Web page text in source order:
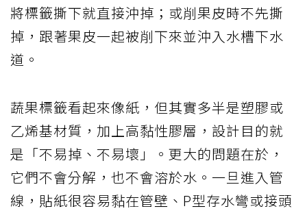
將標籤撕下就直接沖掉；或削果皮時不先撕
掉，跟著果皮一起被削下來並沖入水槽下水
道。
蔬果標籤看起來像紙，但其實多半是塑膠或
乙烯基材質，加上高黏性膠層，設計目的就
是「不易掉、不易壞」。更大的問題在於，
它們不會分解，也不會溶於水。一旦進入管
線，貼紙很容易黏在管壁、P型存水彎或接頭